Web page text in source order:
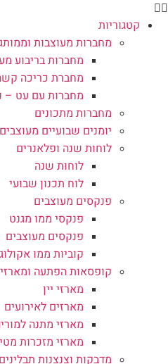
קטגוריות
מחברות מעוצבות
מחברות בריבוע
מחברת כריכה
מחברות עם עט –
מחברות מתכונים
יומנים שבועיים מעוצבים
לוחות שנה ופלאנרים
לוחות שנה
לוח תכנון שבועי
פנקסים מעוצבים
פנקסי ממו מגנט
פנקסים מעוצבים
קוביות ממו
קופסאות הפתעה
מארזי יין
מארזים לאירועים
מארזי מתנה
מארזי מזכרות
מדבקות וצנצנות תבלינים